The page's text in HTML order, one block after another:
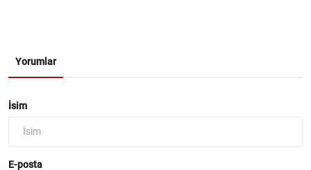
Yorumlar
İsim
E-posta